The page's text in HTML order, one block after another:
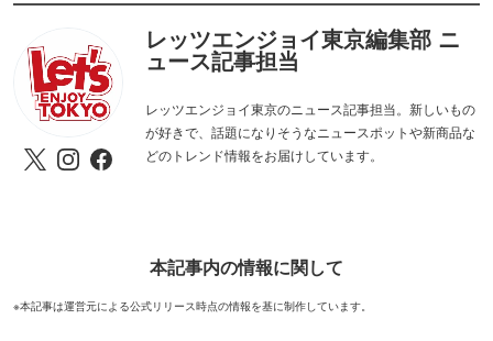
レッツエンジョイ東京編集部 ニ
ュース記事担当
レッツエンジョイ東京のニュース記事担当。新しいもの
が好きで、話題になりそうなニュースポットや新商品な
どのトレンド情報をお届けしています。
本記事内の情報に関して
※本記事は運営元による公式リリース時点の情報を基に制作しています。